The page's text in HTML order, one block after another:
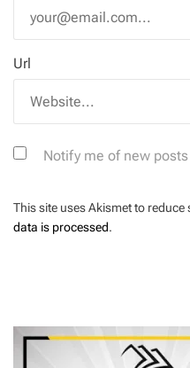
Url
Notify me of new
This site uses Akismet to reduce
data is processed.